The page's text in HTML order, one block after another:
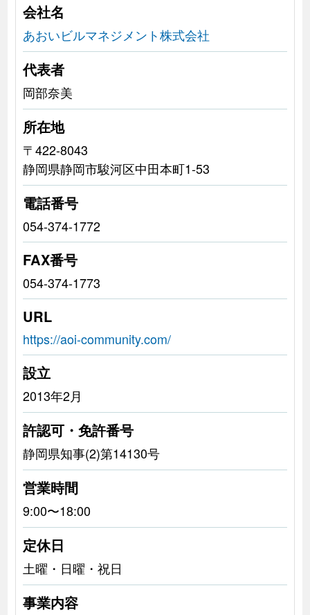
会社名
あおいビルマネジメント株式会社
代表者
岡部奈美
所在地
〒422-8043
静岡県静岡市駿河区中田本町1-53
電話番号
054-374-1772
FAX番号
054-374-1773
URL
https://aoi-community.com/
設立
2013年2月
許認可・免許番号
静岡県知事(2)第14130号
営業時間
9:00〜18:00
定休日
土曜・日曜・祝日
事業内容